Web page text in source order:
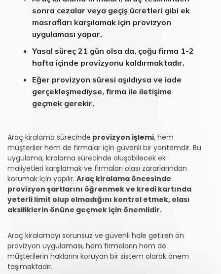
sonra cezalar veya geçiş ücretleri gibi ek
masrafları karşılamak için provizyon
uygulaması yapar.
Yasal süreç 21 gün olsa da, çoğu firma 1-2
hafta içinde provizyonu kaldırmaktadır.
Eğer provizyon süresi aşıldıysa ve iade
gerçekleşmediyse, firma ile iletişime
geçmek gerekir.
Araç kiralama sürecinde provizyon işlemi, hem
müşteriler hem de firmalar için güvenli bir yöntemdir. Bu
uygulama, kiralama sürecinde oluşabilecek ek
maliyetleri karşılamak ve firmaları olası zararlarından
korumak için yapılır. Araç kiralama öncesinde
provizyon şartlarını öğrenmek ve kredi kartında
yeterli limit olup olmadığını kontrol etmek, olası
aksiliklerin önüne geçmek için önemlidir.
Araç kiralamayı sorunsuz ve güvenli hale getiren ön
provizyon uygulaması, hem firmaların hem de
müşterilerin haklarını koruyan bir sistem olarak önem
taşımaktadır.